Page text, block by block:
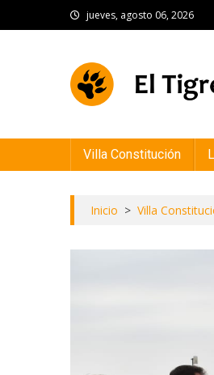
to
jueves, agosto 06, 2026
Villa Constitución
Inicio > Villa